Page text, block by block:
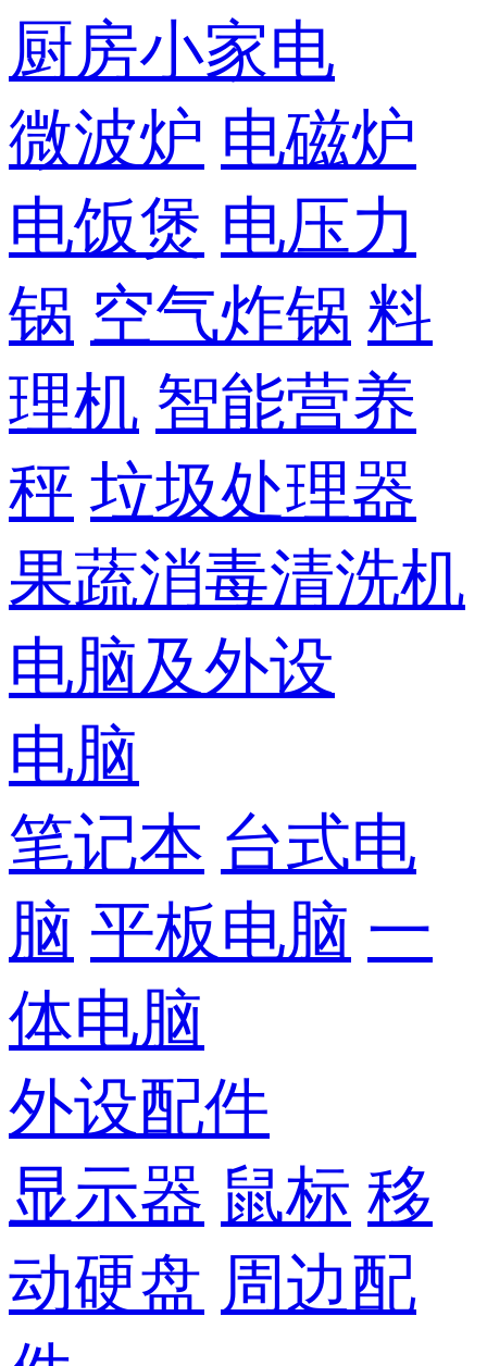
厨房小家电
微波炉 电磁炉
电饭煲 电压力
锅 空气炸锅 料
理机 智能营养
秤 垃圾处理器
果蔬消毒清洗机
电脑及外设
电脑
笔记本 台式电
脑 平板电脑 一
体电脑
外设配件
显示器 鼠标 移
动硬盘 周边配